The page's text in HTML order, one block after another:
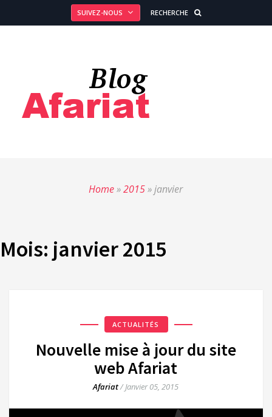
SUIVEZ-NOUS RECHERCHE
Home»2015»janvier
Mois: janvier 2015
ACTUALITÉS
Nouvelle mise à jour du site
web Afariat
Afariat/Janvier 05, 2015